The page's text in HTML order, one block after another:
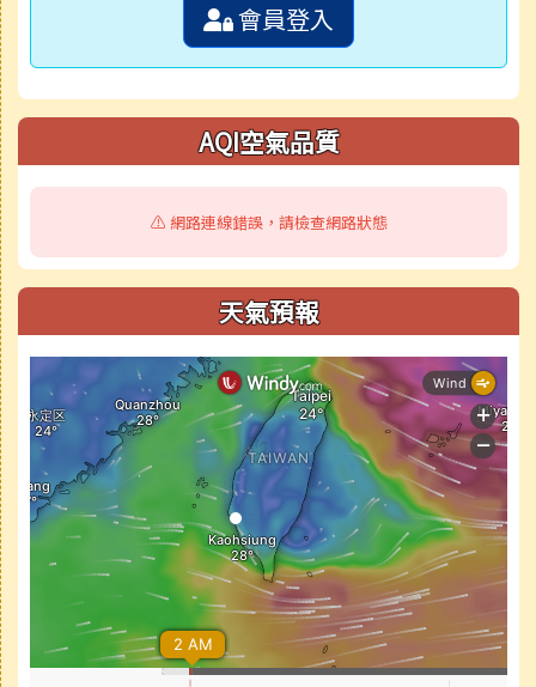
會員登入
AQI空氣品質
⚠️ 網路連線錯誤，請檢查網路狀態
天氣預報